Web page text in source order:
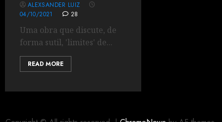
ALEXSANDER LUIZ
04/10/2021
28
Uma obra que discute, de
forma sutil, 'limites' de...
READ MORE